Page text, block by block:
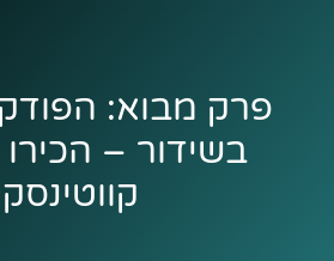
פרק מבוא:
בשידור –